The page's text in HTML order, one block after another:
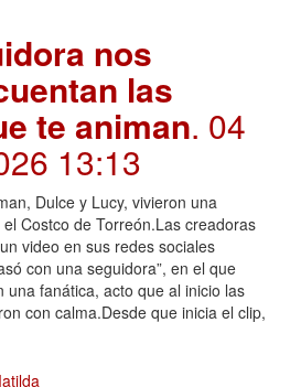
nos
las
te animan. 04
13:13
Dulce y Lucy, vivieron una
Costco de Torreón.Las creadoras
video en sus redes sociales
con una seguidora”, en el que
una fanática, acto que al inicio las
con calma.Desde que inicia el clip,